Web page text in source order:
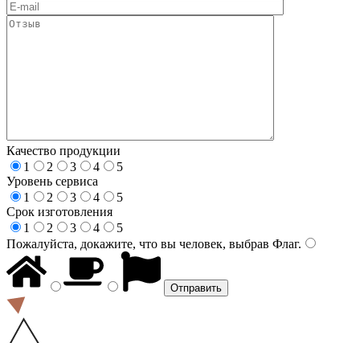
Качество продукции
1
2 3 4
5
Уровень сервиса
1
2 3 4
5
Срок изготовления
1
2 3 4
5
Пожалуйста, докажите, что вы человек, выбрав Флаг.